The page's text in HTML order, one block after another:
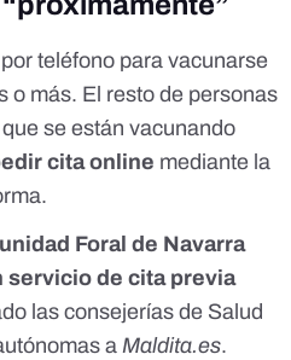
teléfono para vacunarse
o más. El resto de personas
se están vacunando
cita online mediante la
.
Foral de Navarra
servicio de cita previa
las consejerías de Salud
a Maldita.es.